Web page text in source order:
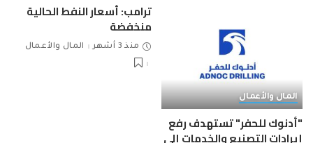
المال والأعمال
"أدنوك للحفر" تستهدف رفع
إيرادات التصنيع والخدمات إلى
ترامب: أسعار النفط الحالية
منخفضة
منذ 3 أشهر المال والأعمال